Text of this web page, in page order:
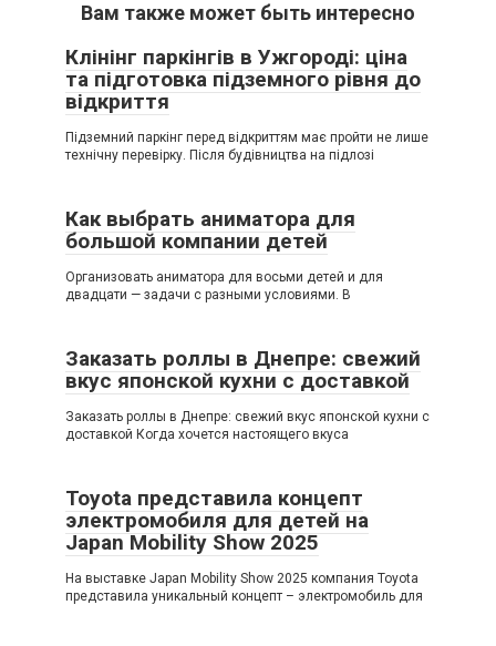
Вам также может быть интересно
Клінінг паркінгів в Ужгороді: ціна
та підготовка підземного рівня до
відкриття
Підземний паркінг перед відкриттям має пройти не лише
технічну перевірку. Після будівництва на підлозі
Как выбрать аниматора для
большой компании детей
Организовать аниматора для восьми детей и для
двадцати — задачи с разными условиями. В
Заказать роллы в Днепре: свежий
вкус японской кухни с доставкой
Заказать роллы в Днепре: свежий вкус японской кухни с
доставкой Когда хочется настоящего вкуса
Toyota представила концепт
электромобиля для детей на
Japan Mobility Show 2025
На выставке Japan Mobility Show 2025 компания Toyota
представила уникальный концепт – электромобиль для